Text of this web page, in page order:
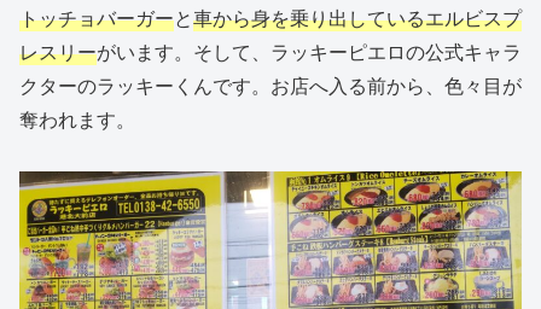
トッチョバーガーと車から身を乗り出しているエルビスプ
レスリーがいます。そして、ラッキーピエロの公式キャラ
クターのラッキーくんです。お店へ入る前から、色々目が
奪われます。